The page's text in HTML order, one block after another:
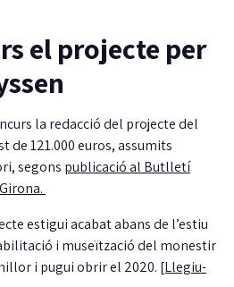
el projecte per
la redacció del projecte del
de 121.000 euros, assumits
segons publicació al Butlletí
estigui acabat abans de l’estiu
i museïtzació del monestir
i pugui obrir el 2020. [Llegiu-